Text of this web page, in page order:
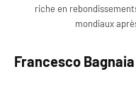
riche en
mondiaux
Francesco